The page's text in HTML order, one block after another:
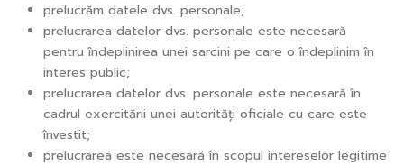
prelucrăm datele dvs. personale;
prelucrarea datelor dvs. personale este necesară
pentru îndeplinirea unei sarcini pe care o îndeplinim în
interes public;
prelucrarea datelor dvs. personale este necesară în
cadrul exercitării unei autorități oficiale cu care este
învestit;
prelucrarea este necesară în scopul intereselor legitime